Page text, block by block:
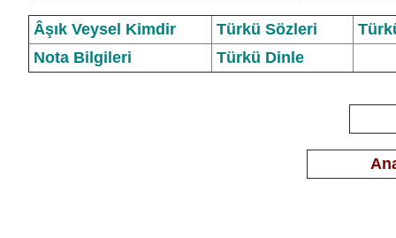
Âşık Veysel Kimdir Türkü Sözleri
Nota Bilgileri
Türkü Dinle